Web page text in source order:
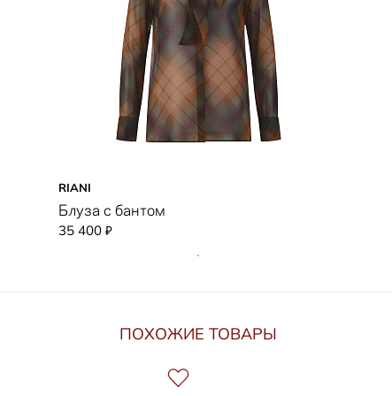
RIANI
Блуза с бантом
35 400 ₽
ПОХОЖИЕ ТОВАРЫ